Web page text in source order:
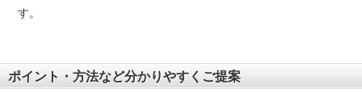
す。
ポイント・方法など分かりやすくご提案